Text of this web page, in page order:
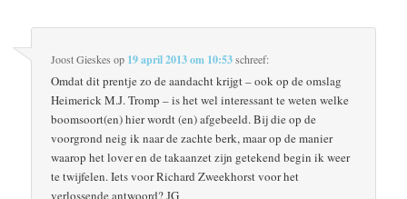
Joost Gieskes op 19 april 2013 om 10:53schreef:
Omdat dit prentje zo de aandacht krijgt – ook op de omslag
Heimerick M.J. Tromp – is het wel interessant te weten welke
boomsoort(en) hier wordt (en) afgebeeld. Bij die op de
voorgrond neig ik naar de zachte berk, maar op de manier
waarop het lover en de takaanzet zijn getekend begin ik weer
te twijfelen. Iets voor Richard Zweekhorst voor het
verlossende antwoord? JG